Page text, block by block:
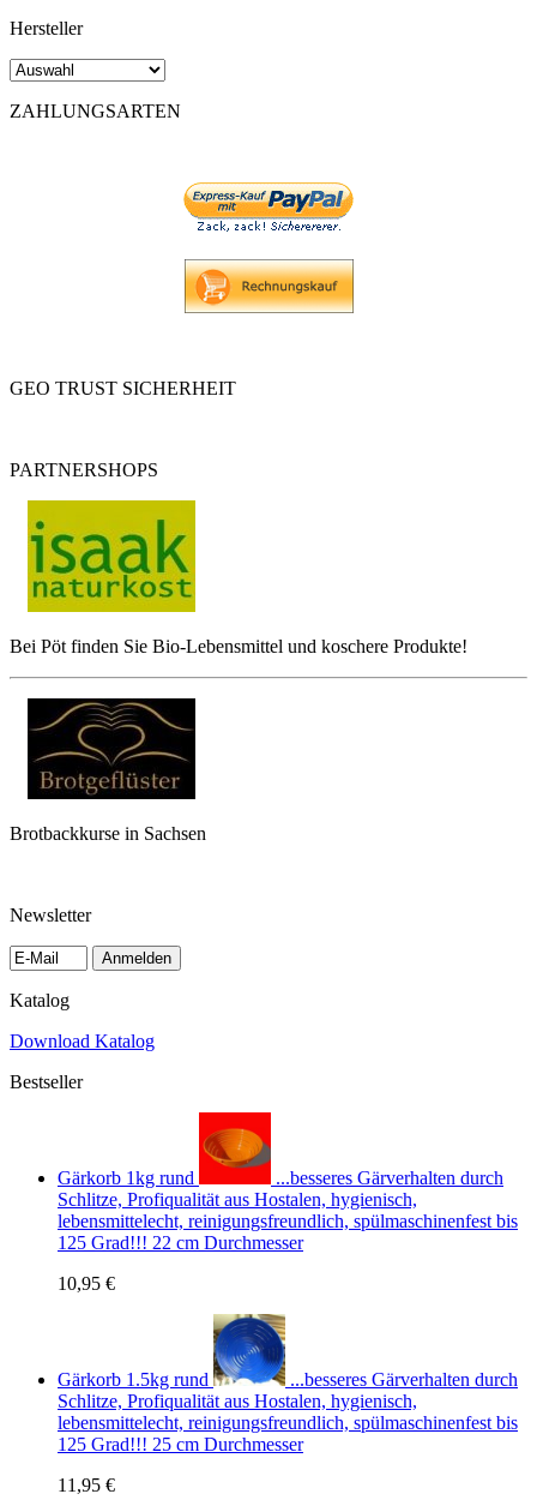
Hersteller
ZAHLUNGSARTEN
GEO TRUST SICHERHEIT
PARTNERSHOPS
Bei Pöt finden Sie Bio-Lebensmittel und koschere Produkte!
Brotbackkurse in Sachsen
Newsletter
Anmelden
Katalog
Download Katalog
Bestseller
Gärkorb 1kg rund
...besseres Gärverhalten durch
Schlitze, Profiqualität aus Hostalen, hygienisch,
lebensmittelecht, reinigungsfreundlich, spülmaschinenfest bis
125 Grad!!! 22 cm Durchmesser
10,95 €
Gärkorb 1.5kg rund
...besseres Gärverhalten durch
Schlitze, Profiqualität aus Hostalen, hygienisch,
lebensmittelecht, reinigungsfreundlich, spülmaschinenfest bis
125 Grad!!! 25 cm Durchmesser
11,95 €